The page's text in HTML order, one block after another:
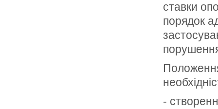
ставки
порядок
-